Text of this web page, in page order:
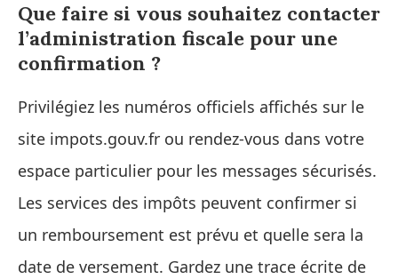
Que faire si vous souhaitez contacter
l’administration fiscale pour une
confirmation ?
Privilégiez les numéros officiels affichés sur le
site impots.gouv.fr ou rendez‑vous dans votre
espace particulier pour les messages sécurisés.
Les services des impôts peuvent confirmer si
un remboursement est prévu et quelle sera la
date de versement. Gardez une trace écrite de